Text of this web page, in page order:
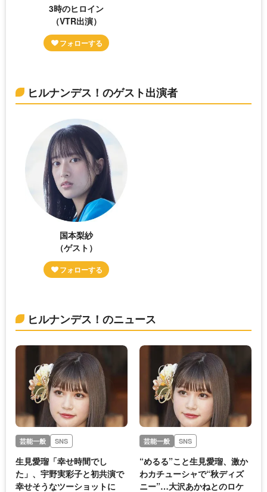
3時のヒロイン
（VTR出演）
ヒルナンデス！のゲスト出演者
国本梨紗
（ゲスト）
ヒルナンデス！のニュース
芸能一般 SNS
生見愛瑠「幸せ時間でし
た」、宇野実彩子と初共演で
幸せそうなツーショットに
芸能一般 SNS
“めるる”こと生見愛瑠、激か
わカチューシャで“秋ディズ
ニー”…大沢あかねとのロケ